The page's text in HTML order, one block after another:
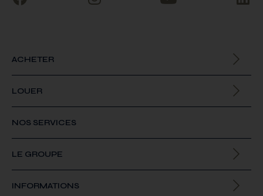
ACHETER
LOUER
NOS SERVICES
LE GROUPE
INFORMATIONS